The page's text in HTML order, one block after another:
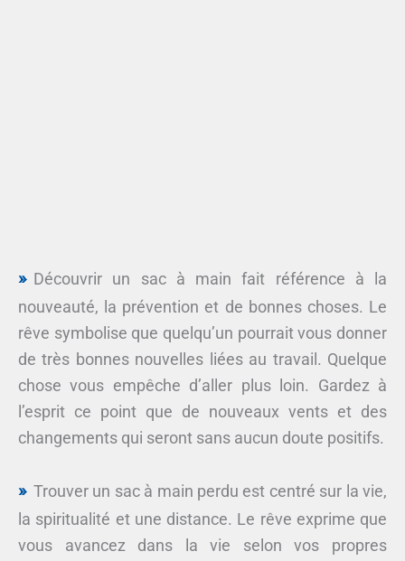
Découvrir un sac à main fait référence à la
nouveauté, la prévention et de bonnes choses. Le
rêve symbolise que quelqu’un pourrait vous donner
de très bonnes nouvelles liées au travail. Quelque
chose vous empêche d’aller plus loin. Gardez à
l’esprit ce point que de nouveaux vents et des
changements qui seront sans aucun doute positifs.
Trouver un sac à main perdu est centré sur la vie,
la spiritualité et une distance. Le rêve exprime que
vous avancez dans la vie selon vos propres